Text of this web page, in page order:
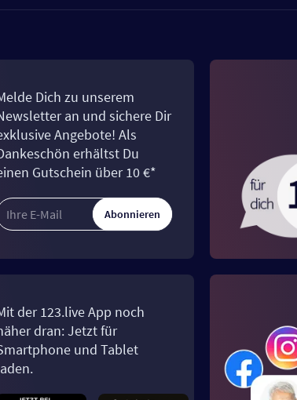
Dich zu unserem
an und sichere Dir
Angebote! Als
erhältst Du
Gutschein über 10 €*
Abonnieren
der 123.live App noch
dran: Jetzt für
und Tablet